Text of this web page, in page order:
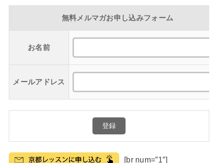
無料メルマガお申し込みフォーム
お名前
メールアドレス
[br num=”1″]